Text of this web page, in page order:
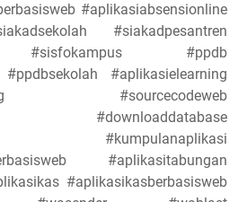
#aplikasiabsensionline
#siakadpesantren
#sisfokampus #ppdb
#aplikasielearning
#sourcecodeweb
#downloaddatabase
#kumpulanaplikasi
#aplikasitabungan
#aplikasikasberbasisweb